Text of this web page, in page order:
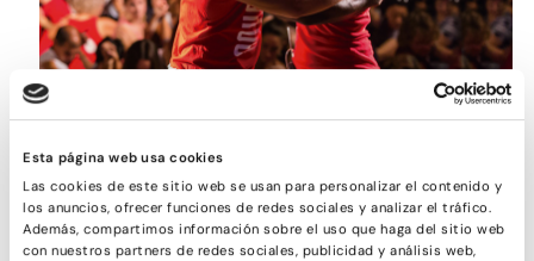
Esta página web usa cookies
Las cookies de este sitio web se usan para personalizar el contenido y
los anuncios, ofrecer funciones de redes sociales y analizar el tráfico.
Además, compartimos información sobre el uso que haga del sitio web
con nuestros partners de redes sociales, publicidad y análisis web,